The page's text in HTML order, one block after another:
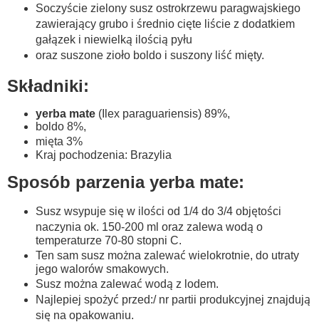
Soczyście zielony susz ostrokrzewu paragwajskiego
zawierający grubo i średnio cięte liście z dodatkiem
gałązek i niewielką ilością pyłu
oraz suszone zioło boldo i suszony liść mięty.
Składniki:
yerba mate (Ilex paraguariensis) 89%,
boldo 8%,
mięta 3%
Kraj pochodzenia: Brazylia
Sposób parzenia yerba mate:
Susz wsypuje się w ilości od 1/4 do 3/4 objętości
naczynia ok. 150-200 ml oraz zalewa wodą o
temperaturze 70-80 stopni C.
Ten sam susz można zalewać wielokrotnie, do utraty
jego walorów smakowych.
Susz można zalewać wodą z lodem.
Najlepiej spożyć przed:/ nr partii produkcyjnej znajdują
się na opakowaniu.